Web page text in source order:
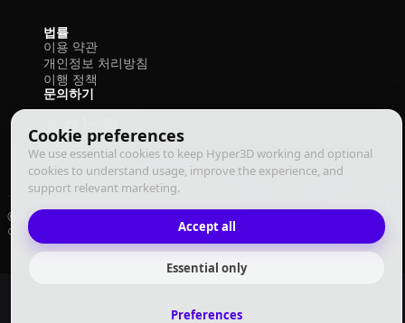
Cookie preferences
We use essential cookies to keep Hyper3D working and optional
cookies to understand usage, improve the experience, and
support relevant marketing.
Accept all
Essential only
Preferences
법률
이용 약관
개인정보 처리방침
이행 정책
문의하기
© 2026 Deemos Corporation. 모든 권리 보유
이용 약관
이행 정책 한국어